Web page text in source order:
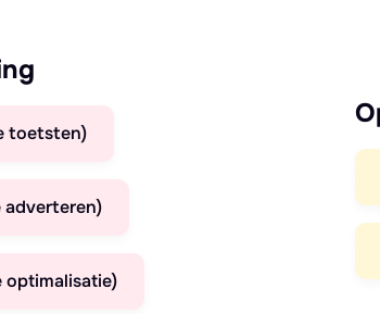
toetsten)
adverteren)
optimalisatie)